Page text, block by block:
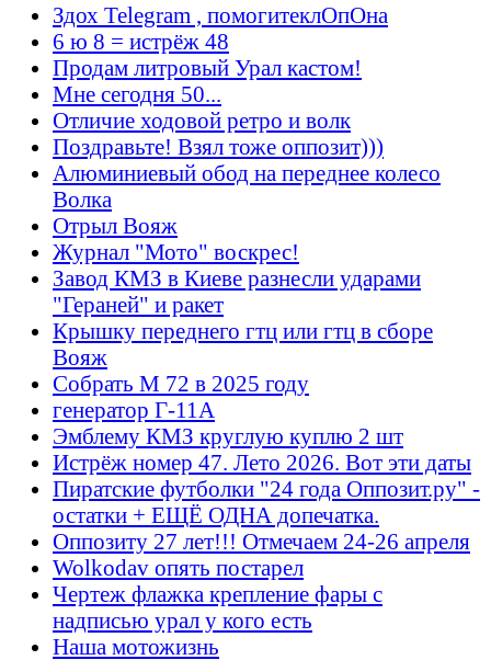
Здох Telegram , помогитеклОпОна
6 ю 8 = истрёж 48
Продам литровый Урал кастом!
Мне сегодня 50...
Отличие ходовой ретро и волк
Поздравьте! Взял тоже оппозит)))
Алюминиевый обод на переднее колесо
Волка
Отрыл Вояж
Журнал "Мото" воскрес!
Завод КМЗ в Киеве разнесли ударами
"Гераней" и ракет
Крышку переднего гтц или гтц в сборе
Вояж
Собрать М 72 в 2025 году
генератор Г-11А
Эмблему КМЗ круглую куплю 2 шт
Истрёж номер 47. Лето 2026. Вот эти даты
Пиратские футболки "24 года Оппозит.ру" -
остатки + ЕЩЁ ОДНА допечатка.
Оппозиту 27 лет!!! Отмечаем 24-26 апреля
Wolkodav опять постарел
Чертеж флажка крепление фары с
надписью урал у кого есть
Наша мотожизнь